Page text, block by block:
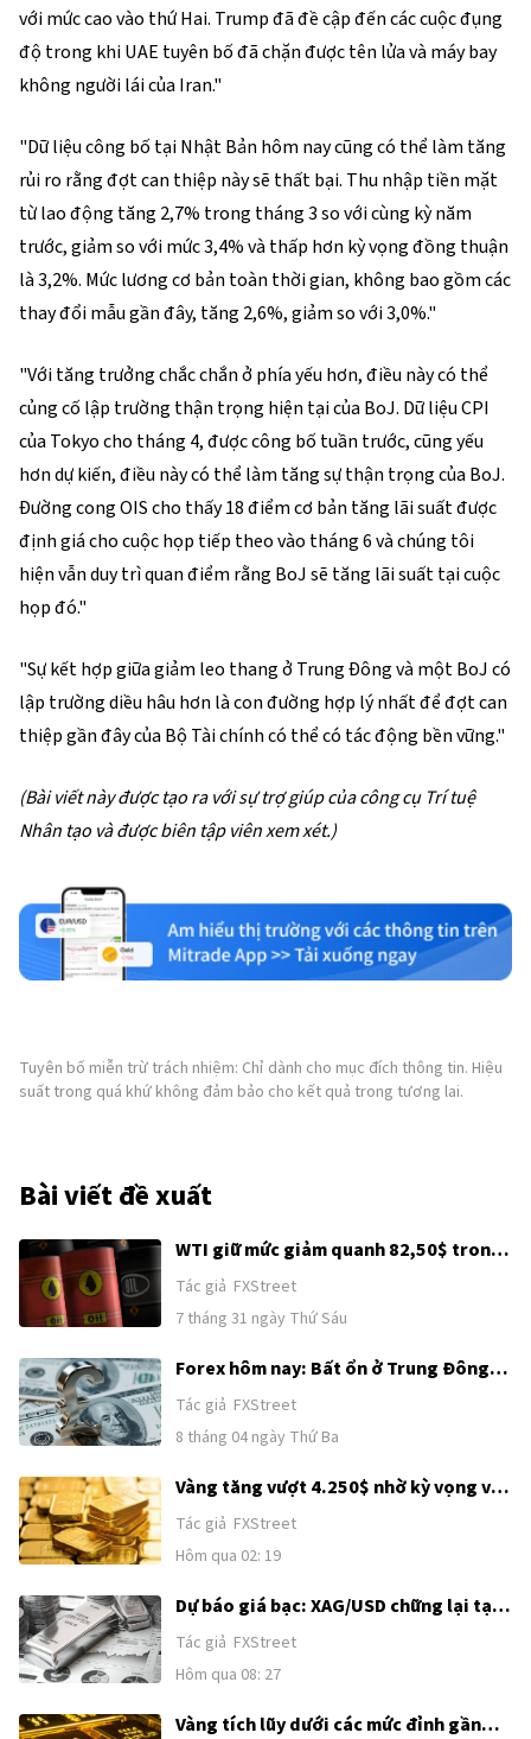
với mức cao vào thứ Hai. Trump đã đề cập đến các cuộc đụng
độ trong khi UAE tuyên bố đã chặn được tên lửa và máy bay
không người lái của Iran."
"Dữ liệu công bố tại Nhật Bản hôm nay cũng có thể làm tăng
rủi ro rằng đợt can thiệp này sẽ thất bại. Thu nhập tiền mặt
từ lao động tăng 2,7% trong tháng 3 so với cùng kỳ năm
trước, giảm so với mức 3,4% và thấp hơn kỳ vọng đồng thuận
là 3,2%. Mức lương cơ bản toàn thời gian, không bao gồm các
thay đổi mẫu gần đây, tăng 2,6%, giảm so với 3,0%."
"Với tăng trưởng chắc chắn ở phía yếu hơn, điều này có thể
củng cố lập trường thận trọng hiện tại của BoJ. Dữ liệu CPI
của Tokyo cho tháng 4, được công bố tuần trước, cũng yếu
hơn dự kiến, điều này có thể làm tăng sự thận trọng của BoJ.
Đường cong OIS cho thấy 18 điểm cơ bản tăng lãi suất được
định giá cho cuộc họp tiếp theo vào tháng 6 và chúng tôi
hiện vẫn duy trì quan điểm rằng BoJ sẽ tăng lãi suất tại cuộc
họp đó."
"Sự kết hợp giữa giảm leo thang ở Trung Đông và một BoJ có
lập trường diều hâu hơn là con đường hợp lý nhất để đợt can
thiệp gần đây của Bộ Tài chính có thể có tác động bền vững."
(Bài viết này được tạo ra với sự trợ giúp của công cụ Trí tuệ
Nhân tạo và được biên tập viên xem xét.)
Tuyên bố miễn trừ trách nhiệm: Chỉ dành cho mục đích thông tin. Hiệu
suất trong quá khứ không đảm bảo cho kết quả trong tương lai.
Bài viết đề xuất
WTI giữ mức giảm quanh 82,50$ trong
bối cảnh hy vọng ngoại giao Mỹ-Iran
được khơi lại
Tác giả FXStreet
7 tháng 31 ngày Thứ Sáu
Forex hôm nay: Bất ổn ở Trung Đông
tiếp tục hỗ trợ USD trước loạt dữ liệu
tiếp theo của Mỹ
Tác giả FXStreet
8 tháng 04 ngày Thứ Ba
Vàng tăng vượt 4.250$ nhờ kỳ vọng về
thỏa thuận Mỹ–Iran
Tác giả FXStreet
Hôm qua 02: 19
Dự báo giá bạc: XAG/USD chững lại tại
62,00$ sau đà tăng kéo dài hai ngày
Tác giả FXStreet
Hôm qua 08: 27
Vàng tích lũy dưới các mức đỉnh gần